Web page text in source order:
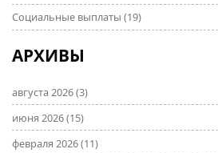
Социальные выплаты (19)
АРХИВЫ
августа 2026(3)
июня 2026(15)
февраля 2026(11)